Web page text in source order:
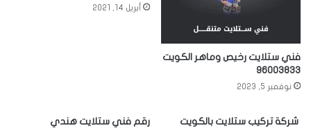
فني ستلايت رخيص وماهر الكويت
96003833
نوفمبر 5, 2023
أبريل 14, 2021
شركة تركيب ستلايت بالكويت
رقم فني ستلايت هندي